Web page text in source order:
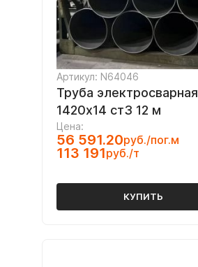
Артикул: N64046
Труба электросварная
1420х14 ст3 12 м
Цена:
56 591.20руб./пог.м
113 191руб./т
КУПИТЬ